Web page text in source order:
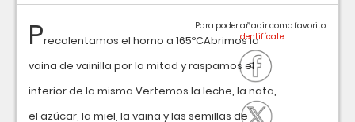
Precalentamos el horno a 165ºCAbrimos la
vaina de vainilla por la mitad y raspamos el
interior de la misma.Vertemos la leche, la nata,
el azúcar, la miel, la vaina y las semillas de
Para poder añadir como favorito